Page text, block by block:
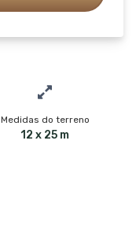
Medidas do terreno
12 x 25 m